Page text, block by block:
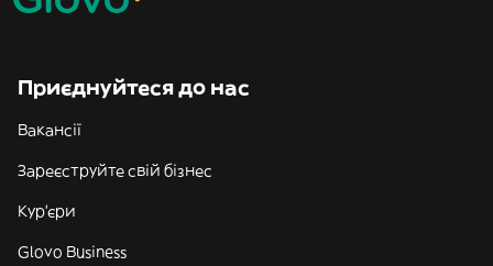
Приєднуйтеся до нас
Вакансії
Зареєструйте свій бізнес
Кур'єри
Glovo Business